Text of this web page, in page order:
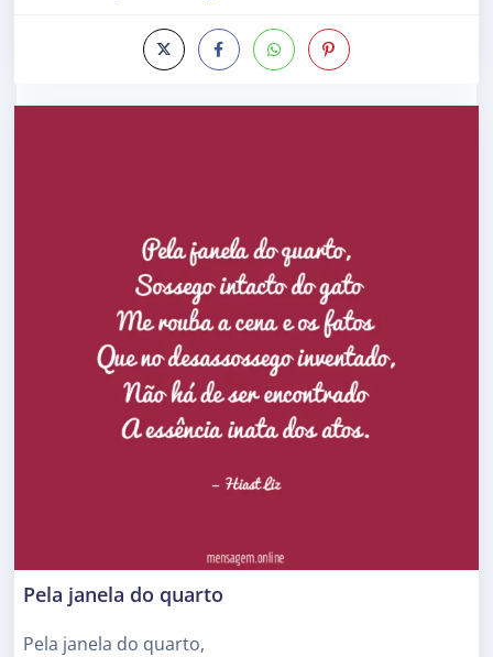
Pela janela do quarto
Pela janela do quarto,